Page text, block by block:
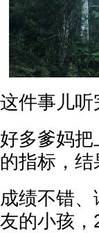
这件事儿
好多爹妈
的指标，
成绩不错
友的小孩